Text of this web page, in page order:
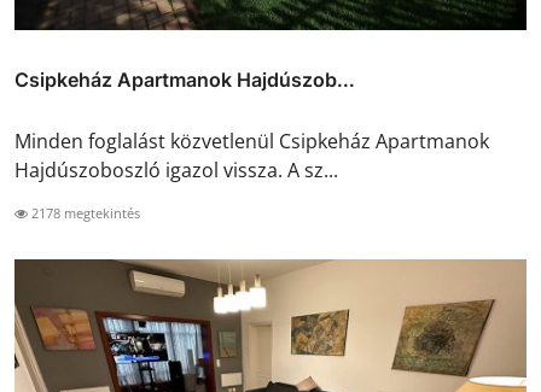
Csipkeház Apartmanok Hajdúszob...
Minden foglalást közvetlenül Csipkeház Apartmanok
Hajdúszoboszló igazol vissza. A sz...
2178 megtekintés